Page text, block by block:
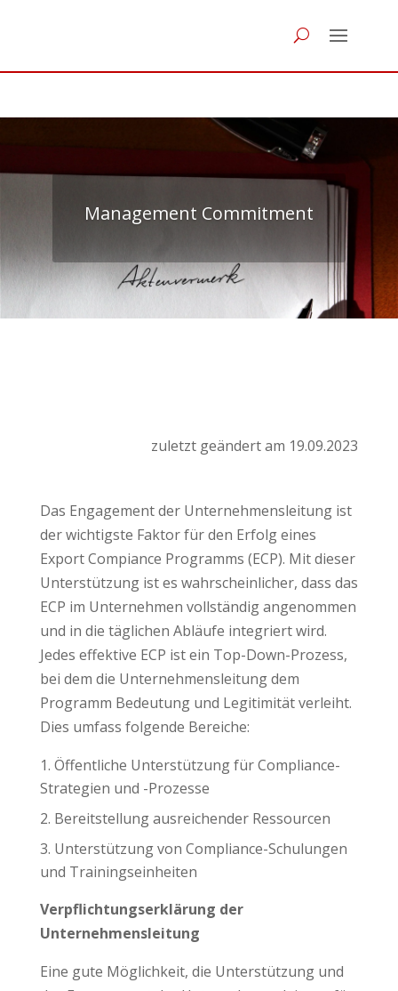
Management Commitment
zuletzt geändert am 19.09.2023
Das Engagement der Unternehmensleitung ist
der wichtigste Faktor für den Erfolg eines
Export Compiance Programms (ECP). Mit dieser
Unterstützung ist es wahrscheinlicher, dass das
ECP im Unternehmen vollständig angenommen
und in die täglichen Abläufe integriert wird.
Jedes effektive ECP ist ein Top-Down-Prozess,
bei dem die Unternehmensleitung dem
Programm Bedeutung und Legitimität verleiht.
Dies umfass folgende Bereiche:
Öffentliche Unterstützung für Compliance-
Strategien und -Prozesse
Bereitstellung ausreichender Ressourcen
Unterstützung von Compliance-Schulungen
und Trainingseinheiten
Verpflichtungserklärung der
Unternehmensleitung
Eine gute Möglichkeit, die Unterstützung und